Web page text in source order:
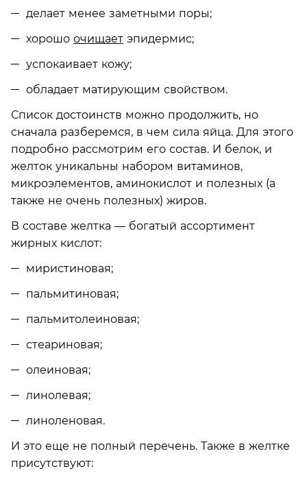
делает менее заметными поры;
хорошо очищает эпидермис;
успокаивает кожу;
обладает матирующим свойством.
Список достоинств можно продолжить, но
сначала разберемся, в чем сила яйца. Для этого
подробно рассмотрим его состав. И белок, и
желток уникальны набором витаминов,
микроэлементов, аминокислот и полезных (а
также не очень полезных) жиров.
В составе желтка — богатый ассортимент
жирных кислот:
миристиновая;
пальмитиновая;
пальмитолеиновая;
стеариновая;
олеиновая;
линолевая;
линоленовая.
И это еще не полный перечень. Также в желтке
присутствуют: